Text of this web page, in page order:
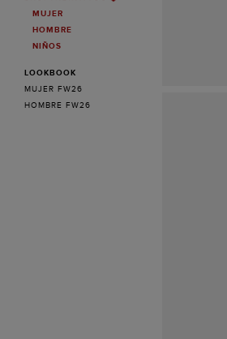
MUJER
HOMBRE
NIÑOS
LOOKBOOK
MUJER FW26
HOMBRE FW26